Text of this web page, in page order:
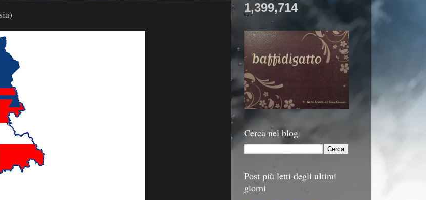
1,399,714
Cerca nel blog
Post più letti degli ultimi
giorni